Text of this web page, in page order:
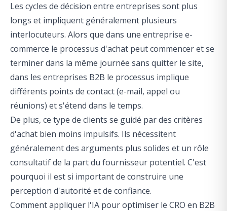
Les cycles de décision entre entreprises sont plus
longs et impliquent généralement plusieurs
interlocuteurs. Alors que dans une entreprise e-
commerce le processus d'achat peut commencer et se
terminer dans la même journée sans quitter le site,
dans les entreprises B2B le processus implique
différents points de contact (e-mail, appel ou
réunions) et s'étend dans le temps.
De plus, ce type de clients se guidé par des critères
d'achat bien moins impulsifs. Ils nécessitent
généralement des arguments plus solides et un rôle
consultatif de la part du fournisseur potentiel. C'est
pourquoi il est si important de construire une
perception d'autorité et de confiance.
Comment appliquer l'IA pour optimiser le CRO en B2B